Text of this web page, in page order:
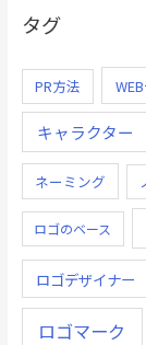
タグ
PR方法
キャラクター
ネーミング
ロゴのベース
ロゴデザイナー
ロゴマーク